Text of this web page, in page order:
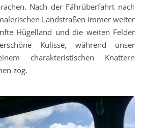
Nach der Fährüberfahrt nach
Landstraßen immer weiter
Hügelland und die weiten Felder
Kulisse, während unser
charakteristischen Knattern
zog.